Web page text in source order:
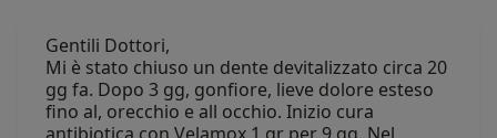
Gentili Dottori,
Mi è stato chiuso un dente devitalizzato circa 20
gg fa. Dopo 3 gg, gonfiore, lieve dolore esteso
fino al, orecchio e all occhio. Inizio cura